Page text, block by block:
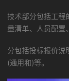
技术部分包括工程
量清单、人员配置
分包括投标报价说
(通用和)等。